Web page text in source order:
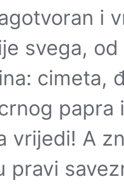
i
svega,
cimeta,
papra
vrijedi! A
pravi